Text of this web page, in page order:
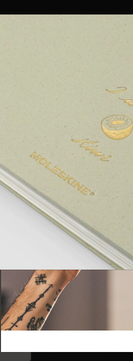
ショ
ク
ノ
ミ
パ
リ
ダ
12
マ
ラ
スマート
リ
す
モ
グツール
リ
モ
トブック
キ
サ
キ
ン
す
限
ア
ミ
趣
リ
カ
シ
リ
プ
イティング・シス
リ
ス
ス
ンスマートスマート
ービス
リ
モ
イアリー
ートブック
トブックチャーム
ポレートギフト
メンバーシップ
のマニフェスト
力
創造性
バー登録
ァー: 次回のご購入時に10% オフと
ソナライズの2冊ご購入で1冊無料
典: 1回限りの割引（1ヶ月有効）
ー: 新作コレクションへの先行アク
情報: 会員限定の特別サプライズ
期アクセス: お得な情報をいち早くチ
イベント: 優先アクセス
: 1ヶ月間
アートコレクション